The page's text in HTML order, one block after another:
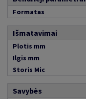
Formatas
Išmatavimai
Plotis mm
Ilgis mm
Storis Mic
Savybės